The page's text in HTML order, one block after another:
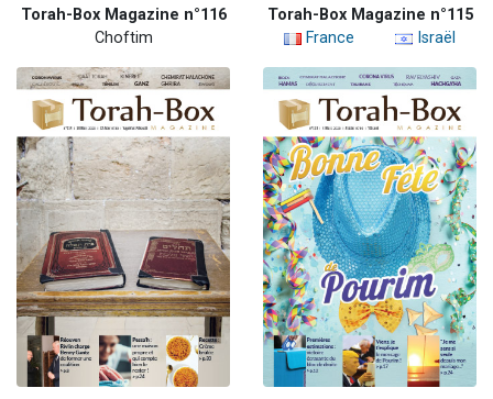
Torah-Box Magazine n°116
Choftim
Torah-Box Magazine n°115
France
Israël